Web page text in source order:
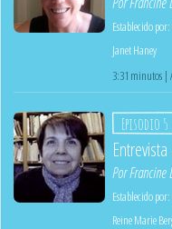
Establecido por:
Janet Haney
3:31 minutos |
Episodio 5
PorFrancine
Establecido por:
Reine Marie